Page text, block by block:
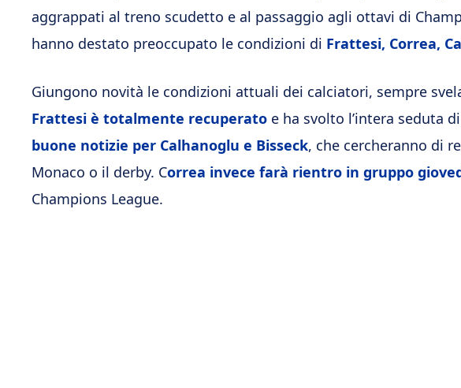
aggrappati al treno scudetto e al passaggio agli ottavi di
hanno destato preoccupato le condizioni di Frattesi, Correa,
Giungono novità le condizioni attuali dei calciatori, sempre
Frattesi è totalmente recuperato e ha svolto l’intera seduta
buone notizie per Calhanoglu e Bisseck, che cercheranno di
Monaco o il derby. Correa invece farà rientro in gruppo
Champions League.